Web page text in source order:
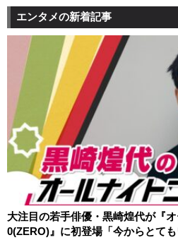
エンタメの新着記事
大注目の若手俳優・黒崎煌代が『
0(ZERO)』に初登場「今からとて